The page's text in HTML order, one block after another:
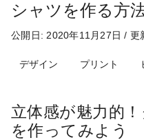
シャツを作る方
公開日: 2020年11月27日 / 更
デザイン プリント
立体感が魅力的
を作ってみよう